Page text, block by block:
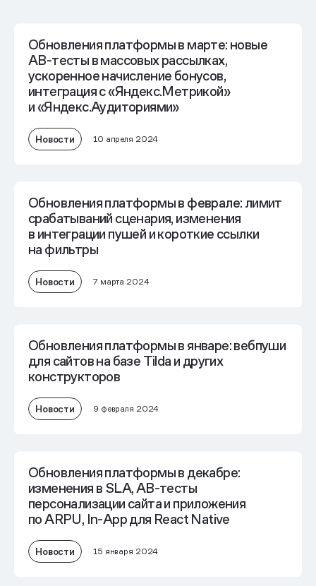
Обновления платформы в марте: новые
AB-тесты в массовых рассылках,
ускоренное начисление бонусов,
интеграция с «Яндекс.Метрикой»
и «Яндекс.Аудиториями»
Новости 10 апреля 2024
Обновления платформы в феврале: лимит
срабатываний сценария, изменения
в интеграции пушей и короткие ссылки
на фильтры
Новости 7 марта 2024
Обновления платформы в январе: вебпуши
для сайтов на базе Tilda и других
конструкторов
Новости 9 февраля 2024
Обновления платформы в декабре:
изменения в SLA, AB-тесты
персонализации сайта и приложения
по ARPU, In-App для React Native
Новости 15 января 2024